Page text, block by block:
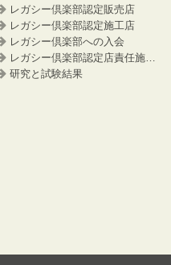
レガシー倶楽部認定販売店
レガシー倶楽部認定施工店
レガシー倶楽部への入会
レガシー倶楽部認定店責任施工事例
研究と試験結果